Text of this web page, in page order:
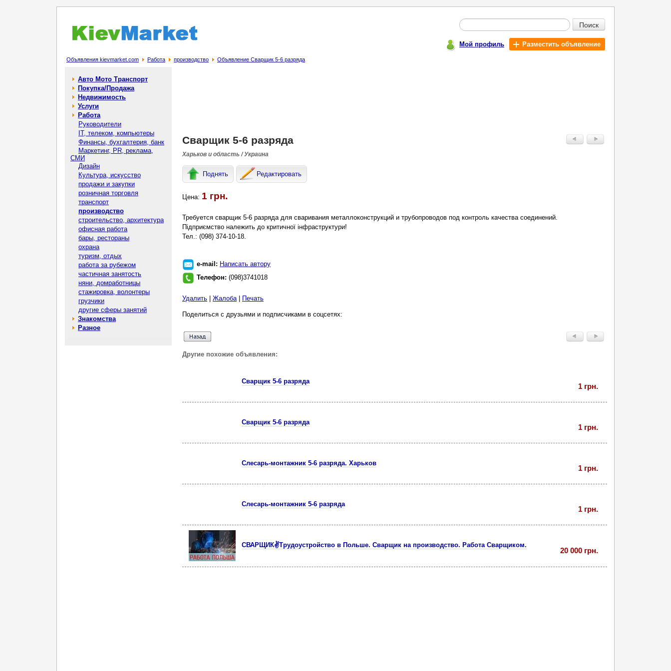
Поиск
Мой профиль Разместить объявление
Объявления kievmarket.com Работа производство Объявление Сварщик 5-6 разряда
Авто Мото Транспорт
Покупка/Продажа
Недвижимость
Услуги
Работа
Руководители
IT, телеком, компьютеры
Финансы, бухгалтерия, банк
Маркетинг, PR, реклама,
СМИ
Дизайн
Культура, искусство
продажи и закупки
розничная торговля
транспорт
производство
строительство, архитектура
офисная работа
бары, рестораны
охрана
туризм, отдых
работа за рубежом
частичная занятость
няни, домработницы
стажировка, волонтеры
грузчики
другие сферы занятий
Знакомства
Разное
Сварщик 5-6 разряда
Харьков и область / Украина
Поднять Редактировать
Цена: 1 грн.
Требуется сварщик 5-6 разряда для сваривания металлоконструкций и трубопроводов под контроль качества соединений.
Підприємство належить до критичної інфраструктури!
Тел.: (098) 374-10-18.
e-mail: Написать автору
Телефон: (098)3741018
Удалить Жалоба| Печать
Поделиться с друзьями и подписчиками в соцсетях:
Другие похожие объявления:
Сварщик 5-6 разряда
1 грн.
Cварщик 5-6 разряда
1 грн.
Слесарь-монтажник 5-6 разряда. Харьков
1 грн.
Слесарь-монтажник 5-6 разряда
1 грн.
СВАРЩИК✌Трудоустройство в Польше. Сварщик на производство. Работа Сварщиком.
20 000 грн.